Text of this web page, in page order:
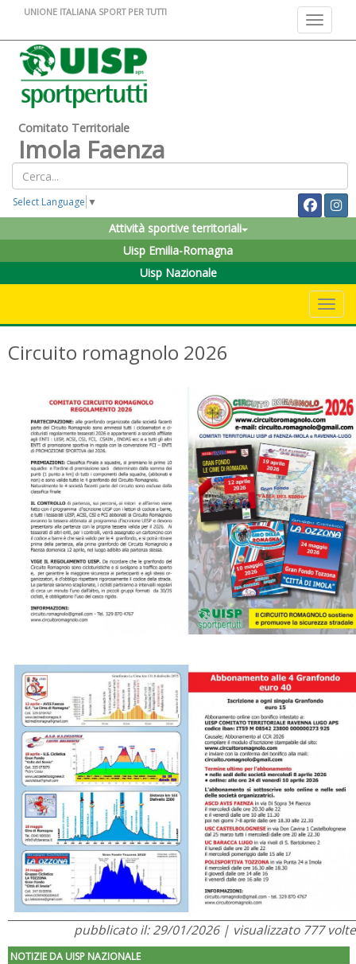
Toggle
UNIONE ITALIANA SPORT PER TUTTI
Comitato Territoriale
Imola Faenza
Select Language ▼
Attività sportive territoriali
Uisp Emilia-Romagna
Uisp Nazionale
Circuito romagnolo 2026
pubblicato il: 29/01/2026 | visualizzato 777 volte
NOTIZIE DA UISP NAZIONALE